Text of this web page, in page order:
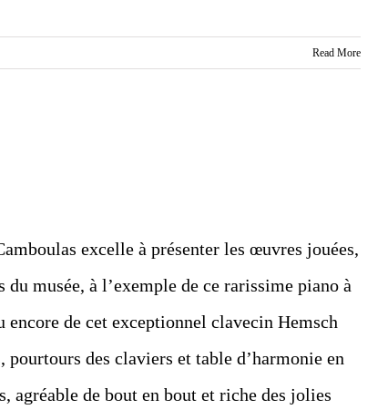
Read More
excelle à présenter les œuvres jouées,
musée, à l’exemple de ce rarissime piano à
encore de cet exceptionnel clavecin Hemsch
des claviers et table d’harmonie en
agréable de bout en bout et riche des jolies